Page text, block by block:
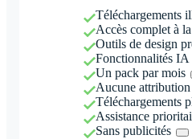
Téléchargements
Accès complet à
Outils de design
Fonctionnalités IA
Un pack par mois
Aucune attribution
Téléchargements
Assistance
Sans publicités